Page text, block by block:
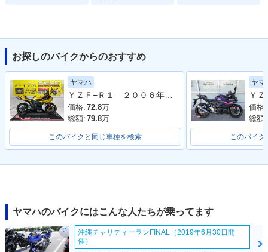
2025年 YZF-R7・カ
ラーチェンジ
ラーチェンジ
2023年 YZF-R7・そ
の他
rsary・特別・限定仕
様
お探しのバイクからのおすすめ
ヤマハ
ＹＺＦ−Ｒ１ ２００６年モデル 逆車 ストライカーサイレンサー フェンダーレス エンジンスライダー シングルシート
価格: 72.8万
総額: 79.8万
このバイクと同じ車種を検索
ヤマ
価格:
総額:
このバイク
ヤマハのバイクにはこんな人たちが乗ってます
沖縄チャリティーランFINAL（2019年6月30日開
催）